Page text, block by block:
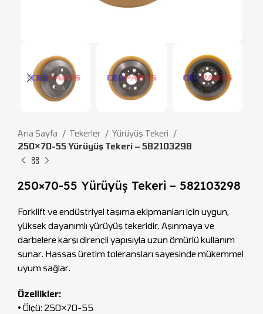
Ana Sayfa Tekerler
Yürüyüş Tekeri
250×70-55 Yürüyüş Tekeri – 582103298
250×70-55 Yürüyüş Tekeri – 582103298
Forklift ve endüstriyel taşıma ekipmanları için uygun,
yüksek dayanımlı yürüyüş tekeridir. Aşınmaya ve
darbelere karşı dirençli yapısıyla uzun ömürlü kullanım
sunar. Hassas üretim toleransları sayesinde mükemmel
uyum sağlar.
Özellikler:
• Ölçü: 250×70-55